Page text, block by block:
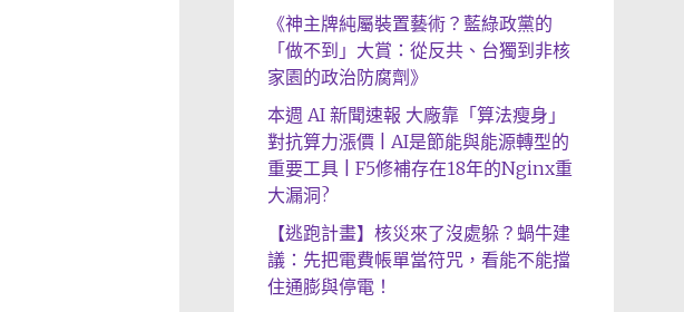
《神主牌純屬裝置藝術？藍綠政黨的
「做不到」大賞：從反共、台獨到非核
家園的政治防腐劑》
本週 AI 新聞速報 大廠靠「算法瘦身」
對抗算力漲價 | AI是節能與能源轉型的
重要工具 | F5修補存在18年的Nginx重
大漏洞?
【逃跑計畫】核災來了沒處躲？蝸牛建
議：先把電費帳單當符咒，看能不能擋
住通膨與停電！